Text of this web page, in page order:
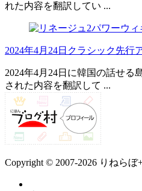
れた内容を翻訳してい ...
2024年4月24日クラシック先行
2024年4月24日に韓国の話せる
された内容を翻訳して ...
Copyright © 2007-2026 りねらぼ